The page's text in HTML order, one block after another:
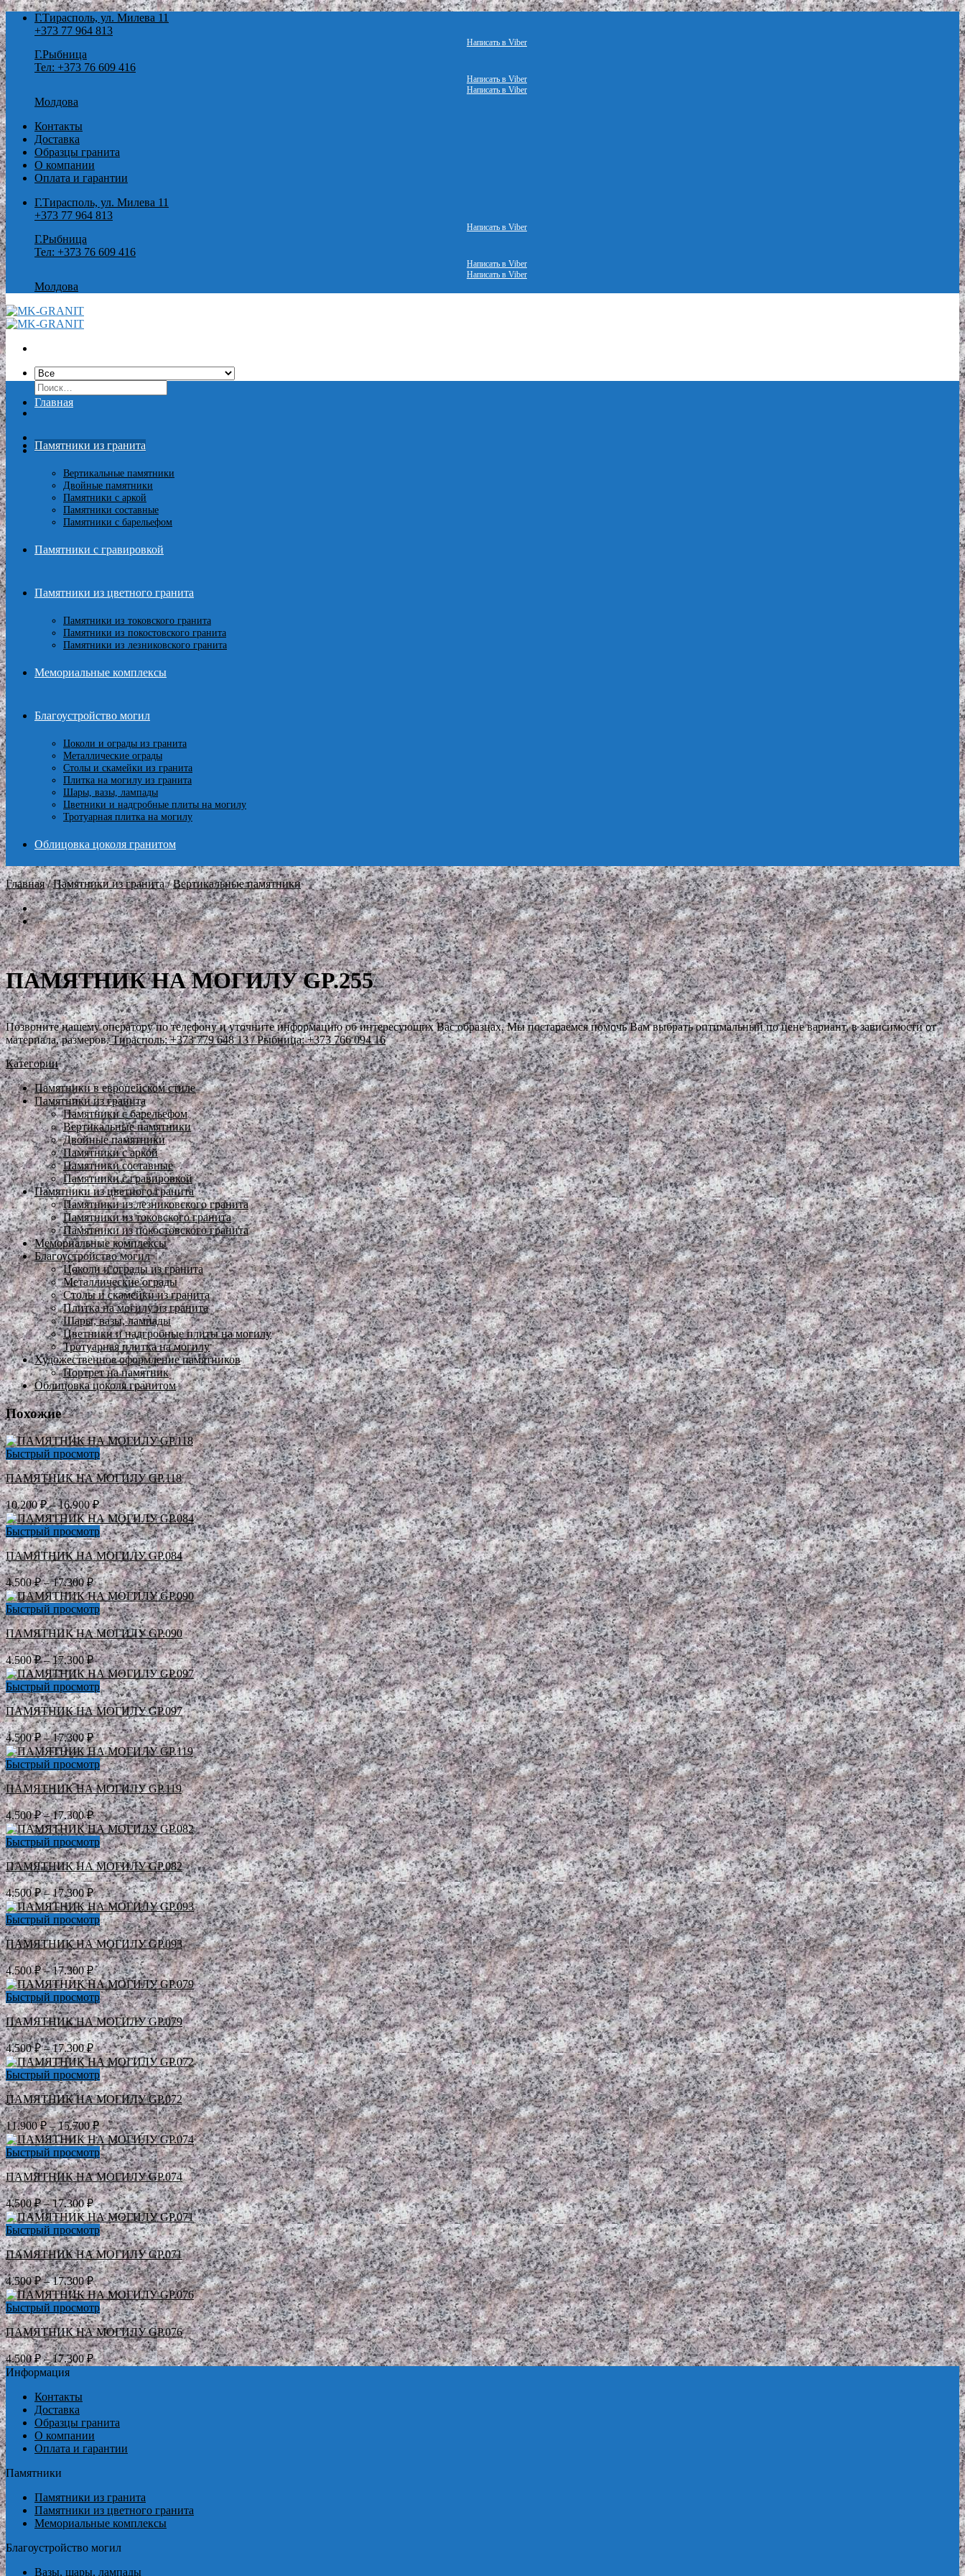
Skip
to
content
Г.Тирасполь, ул. Милева 11
+373 77 964 813
Написать в Viber
Г.Рыбница
Тел: +373 76 609 416
Написать в Viber
Написать в Viber
Молдова
Контакты
Доставка
Образцы гранита
О компании
Оплата и гарантии
Г.Тирасполь, ул. Милева 11
+373 77 964 813
Написать в Viber
Г.Рыбница
Тел: +373 76 609 416
Написать в Viber
Написать в Viber
Молдова
Искать:
Главная
Памятники из гранита
Вертикальные памятники
Двойные памятники
Памятники с аркой
Памятники составные
Памятники с барельефом
Памятники с гравировкой
Памятники из цветного гранита
Памятники из токовского гранита
Памятники из покостовского гранита
Памятники из лезниковского гранита
Мемориальные комплексы
Благоустройство могил
Цоколи и ограды из гранита
Металлические ограды
Столы и скамейки из гранита
Плитка на могилу из гранита
Шары, вазы, лампады
Цветники и надгробные плиты на могилу
Тротуарная плитка на могилу
Облицовка цоколя гранитом
Главная / Памятники из гранита / Вертикальные памятники
ПАМЯТНИК НА МОГИЛУ GP.255
Позвоните нашему оператору по телефону и уточните информацию об интересующих Вас образцах. Мы постараемся помочь Вам выбрать оптимальный по цене вариант, в зависимости от
материала, размеров.Тирасполь: +373 779 648 13/ Рыбница: +373 766 094 16
Категории
Памятники в европейском стиле
Памятники из гранита
Памятники с барельефом
Вертикальные памятники
Двойные памятники
Памятники с аркой
Памятники составные
Памятники с гравировкой
Памятники из цветного гранита
Памятники из лезниковского гранита
Памятники из токовского гранита
Памятники из покостовского гранита
Мемориальные комплексы
Благоустройство могил
Цоколи и ограды из гранита
Металлические ограды
Столы и скамейки из гранита
Плитка на могилу из гранита
Шары, вазы, лампады
Цветники и надгробные плиты на могилу
Тротуарная плитка на могилу
Художественное оформление памятников
Портрет на памятник
Облицовка цоколя гранитом
Похожие
Быстрый просмотр
ПАМЯТНИК НА МОГИЛУ GP.118
10.200₽ – 16.900₽Диапазон
цен:
10.200 ₽
–
16.900 ₽
Быстрый просмотр
ПАМЯТНИК НА МОГИЛУ GP.084
4.500₽ – 17.300₽Диапазон
цен:
4.500 ₽
–
17.300 ₽
Быстрый просмотр
ПАМЯТНИК НА МОГИЛУ GP.090
4.500₽ – 17.300₽Диапазон
цен:
4.500 ₽
–
17.300 ₽
Быстрый просмотр
ПАМЯТНИК НА МОГИЛУ GP.097
4.500₽ – 17.300₽Диапазон
цен:
4.500 ₽
–
17.300 ₽
Быстрый просмотр
ПАМЯТНИК НА МОГИЛУ GP.119
4.500₽ – 17.300₽Диапазон
цен:
4.500 ₽
–
17.300 ₽
Быстрый просмотр
ПАМЯТНИК НА МОГИЛУ GP.082
4.500₽ – 17.300₽Диапазон
цен:
4.500 ₽
–
17.300 ₽
Быстрый просмотр
ПАМЯТНИК НА МОГИЛУ GP.093
4.500₽ – 17.300₽Диапазон
цен:
4.500 ₽
–
17.300 ₽
Быстрый просмотр
ПАМЯТНИК НА МОГИЛУ GP.079
4.500₽ – 17.300₽Диапазон
цен:
4.500 ₽
–
17.300 ₽
Быстрый просмотр
ПАМЯТНИК НА МОГИЛУ GP.072
11.900₽ – 15.700₽Диапазон
цен:
11.900 ₽
–
15.700 ₽
Быстрый просмотр
ПАМЯТНИК НА МОГИЛУ GP.074
4.500₽ – 17.300₽Диапазон
цен:
4.500 ₽
–
17.300 ₽
Быстрый просмотр
ПАМЯТНИК НА МОГИЛУ GP.071
4.500₽ – 17.300₽Диапазон
цен:
4.500 ₽
–
17.300 ₽
Быстрый просмотр
ПАМЯТНИК НА МОГИЛУ GP.076
4.500₽ – 17.300₽Диапазон
цен:
Информация
Контакты
Доставка
Образцы гранита
О компании
Оплата и гарантии
Памятники
Памятники из гранита
Памятники из цветного гранита
Мемориальные комплексы
Благоустройство могил
Вазы, шары, лампады